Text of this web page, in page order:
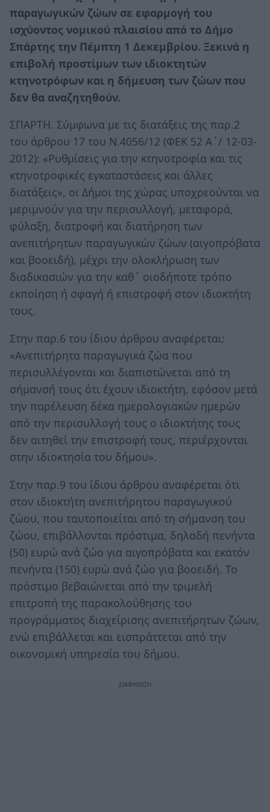
παραγωγικών ζώων σε εφαρμογή του
ισχύοντος νομικού πλαισίου από το Δήμο
Σπάρτης την Πέμπτη 1 Δεκεμβρίου. Ξεκινά η
επιβολή προστίμων των ιδιοκτητών
κτηνοτρόφων και η δήμευση των ζώων που
δεν θα αναζητηθούν.
ΣΠΑΡΤΗ. Σύμφωνα με τις διατάξεις της παρ.2
του άρθρου 17 του Ν.4056/12 (ΦΕΚ 52 Α΄/ 12-03-
2012): «Ρυθμίσεις για την κτηνοτροφία και τις
κτηνοτροφικές εγκαταστάσεις και άλλες
διατάξεις», οι Δήμοι της χώρας υποχρεούνται να
μεριμνούν για την περισυλλογή, μεταφορά,
φύλαξη, διατροφή και διατήρηση των
ανεπιτήρητων παραγωγικών ζώων (αιγοπρόβατα
και βοοειδή), μέχρι την ολοκλήρωση των
διαδικασιών για την καθ΄ οιοδήποτε τρόπο
εκποίηση ή σφαγή ή επιστροφή στον ιδιοκτήτη
τους.
Στην παρ.6 του ίδιου άρθρου αναφέρεται:
«Ανεπιτήρητα παραγωγικά ζώα που
περισυλλέγονται και διαπιστώνεται από τη
σήμανσή τους ότι έχουν ιδιοκτήτη, εφόσον μετά
την παρέλευση δέκα ημερολογιακών ημερών
από την περισυλλογή τους ο ιδιοκτήτης τους
δεν αιτηθεί την επιστροφή τους, περιέρχονται
στην ιδιοκτησία του δήμου».
Στην παρ.9 του ίδιου άρθρου αναφέρεται ότι
στον ιδιοκτήτη ανεπιτήρητου παραγωγικού
ζώου, που ταυτοποιείται από τη σήμανση του
ζώου, επιβάλλονται πρόστιμα, δηλαδή πενήντα
(50) ευρώ ανά ζώο για αιγοπρόβατα και εκατόν
πενήντα (150) ευρώ ανά ζώο για βοοειδή. Το
πρόστιμο βεβαιώνεται από την τριμελή
επιτροπή της παρακολούθησης του
προγράμματος διαχείρισης ανεπιτήρητων ζώων,
ενώ επιβάλλεται και εισπράττεται από την
οικονομική υπηρεσία του δήμου.